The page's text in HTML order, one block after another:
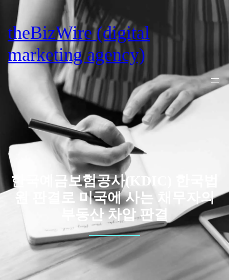
content
theBizWire (digital
marketing agency)
한국예금보험공사(KDIC) 한국법
원 판결로 미국에 사는 채무자의
부동산 차압 판결